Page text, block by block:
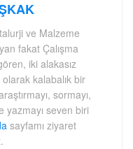
ve Malzeme
fakat Çalışma
iki alakasız
kalabalık bir
sormayı,
yazmayı seven biri
sayfamı ziyaret